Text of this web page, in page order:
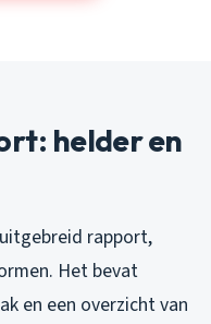
helder en
rapport,
Het bevat
en een overzicht van